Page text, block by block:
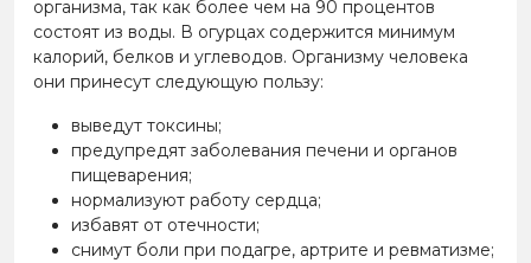
организма, так как более чем на 90 процентов
состоят из воды. В огурцах содержится минимум
калорий, белков и углеводов. Организму человека
они принесут следующую пользу:
выведут токсины;
предупредят заболевания печени и органов
пищеварения;
нормализуют работу сердца;
избавят от отечности;
снимут боли при подагре, артрите и ревматизме;